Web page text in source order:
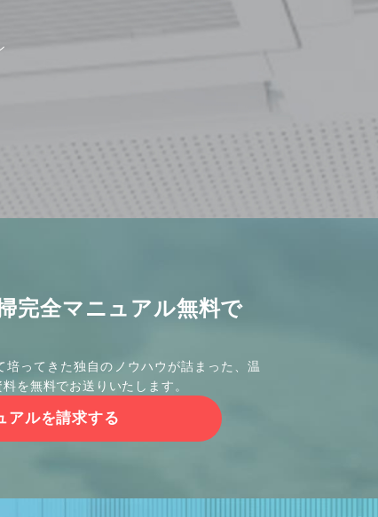
完全マニュアル無料で
ってきた独自のノウハウが詰まった、温
を無料でお送りいたします。
アルを請求する